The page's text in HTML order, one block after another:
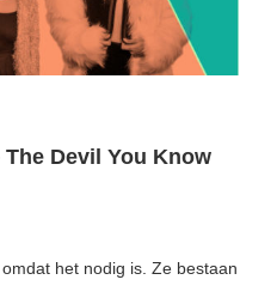
The Devil You Know
het nodig is. Ze bestaan